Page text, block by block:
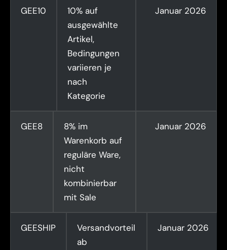
GEE10
10% auf
ausgewählte
Artikel,
Bedingungen
variieren je
nach
Kategorie
Januar 2026
GEE8
8% im
Warenkorb auf
reguläre Ware,
nicht
kombinierbar
mit Sale
Januar 2026
GEESHIP
Versandvorteil
ab
Januar 2026